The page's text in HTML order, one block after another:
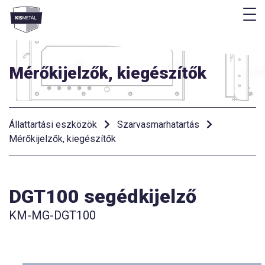
Menü
Mérőkijelzők, kiegészítők
Állattartási eszközök
Szarvasmarhatartás
Mérőkijelzők, kiegészítők
DGT100 segédkijelző
KM-MG-DGT100